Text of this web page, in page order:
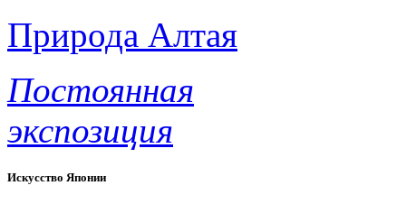
Природа Алтая
Постоянная
экспозиция
Искусство Японии